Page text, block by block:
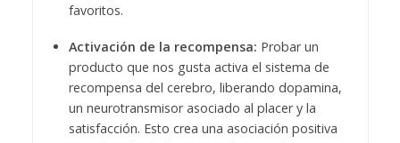
favoritos.
Activación de la recompensa: Probar un
producto que nos gusta activa el sistema de
recompensa del cerebro, liberando dopamina,
un neurotransmisor asociado al placer y la
satisfacción. Esto crea una asociación positiva